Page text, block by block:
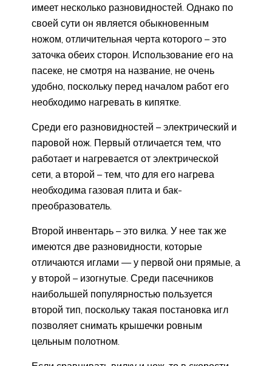
имеет несколько разновидностей. Однако по
своей сути он является обыкновенным
ножом, отличительная черта которого – это
заточка обеих сторон. Использование его на
пасеке, не смотря на название, не очень
удобно, поскольку перед началом работ его
необходимо нагревать в кипятке.
Среди его разновидностей – электрический и
паровой нож. Первый отличается тем, что
работает и нагревается от электрической
сети, а второй – тем, что для его нагрева
необходима газовая плита и бак-
преобразователь.
Второй инвентарь – это вилка. У нее так же
имеются две разновидности, которые
отличаются иглами — у первой они прямые, а
у второй – изогнутые. Среди пасечников
наибольшей популярностью пользуется
второй тип, поскольку такая постановка игл
позволяет снимать крышечки ровным
цельным полотном.